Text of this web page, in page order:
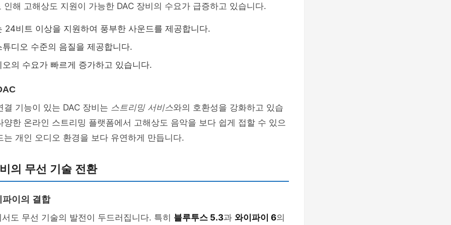
인해 고해상도 지원이 가능한 DAC 장비의 수요가 급증하고 있습니다.
24비트 이상을 지원하여 풍부한 사운드를 제공합니다.
디오 수준의 음질을 제공합니다.
의 수요가 빠르게 증가하고 있습니다.
결 기능이 있는 DAC 장비는 스트리밍 서비스와의 호환성을 강화하고 있습
양한 온라인 스트리밍 플랫폼에서 고해상도 음악을 보다 쉽게 접할 수 있으
는 개인 오디오 환경을 보다 유연하게 만듭니다.
의 무선 기술 전환
이의 결합
도 무선 기술의 발전이 두드러집니다. 특히 블루투스 5.3과 와이파이 6의